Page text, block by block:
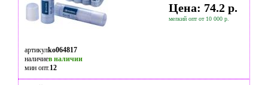
Цена: 74.2 р.
мелкий опт от 10 000 р.
артикулko064817
наличиев наличии
мин опт.12